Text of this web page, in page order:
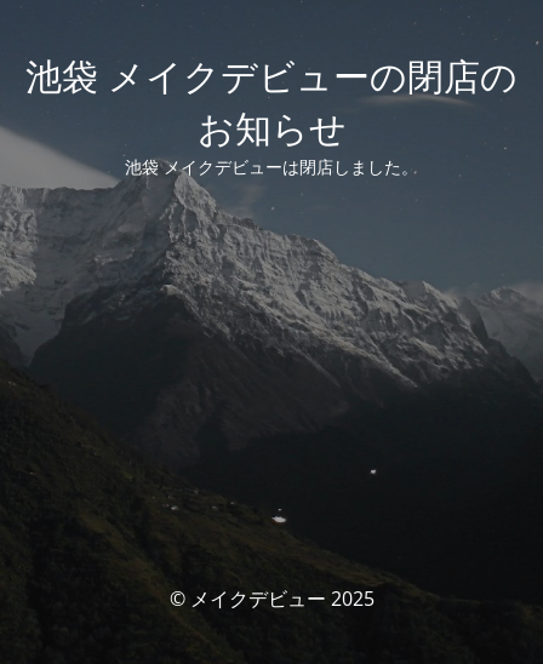
池袋 メイクデビューの閉店の
お知らせ
池袋 メイクデビューは閉店しました。
© メイクデビュー 2025